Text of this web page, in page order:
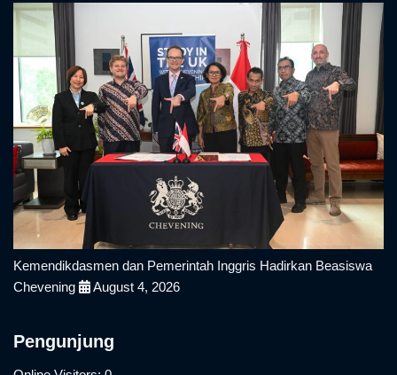
Kemendikdasmen dan Pemerintah Inggris Hadirkan Beasiswa
Chevening
August 4, 2026
Pengunjung